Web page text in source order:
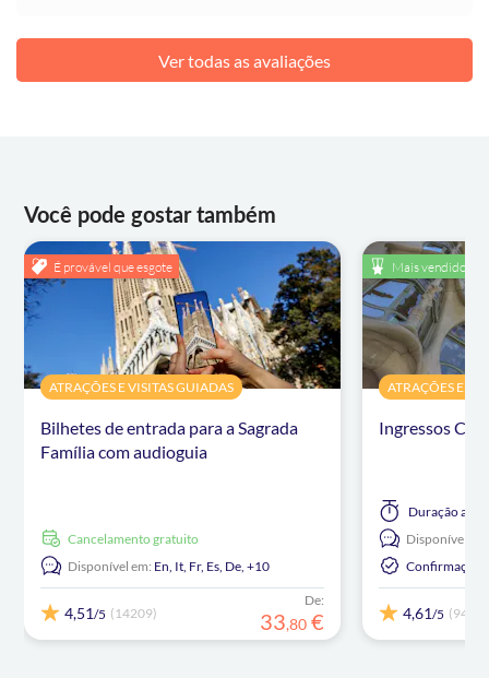
Ver todas as avaliações
Você pode gostar também
É provável que esgote
ATRAÇÕES E VISITAS GUIADAS
Bilhetes de entrada para a Sagrada
Família com audioguia
Cancelamento gratuito
Disponível em: En, It, Fr, Es, De,+10
4,51/5 (14209)
De:
33,80 €
Mais vendido
ATRAÇÕES E
Ingressos
Duraçãoaté
Disponível
Confirmação
4,61/5 (946)